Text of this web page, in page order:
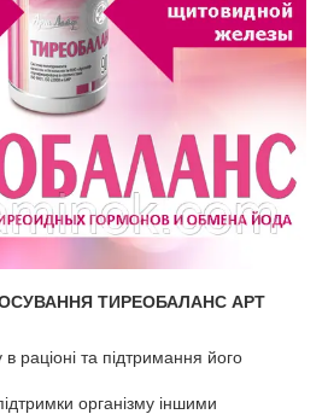
ТИРЕОБАЛАНС АРТ
раціоні та підтримання його
організму іншими